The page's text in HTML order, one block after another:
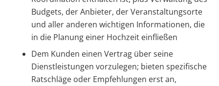
Budgets, der Anbieter, der Veranstaltungsorte
und aller anderen wichtigen Informationen, die
in die Planung einer Hochzeit einfließen
Dem Kunden einen Vertrag über seine
Dienstleistungen vorzulegen; bieten spezifische
Ratschläge oder Empfehlungen erst an,